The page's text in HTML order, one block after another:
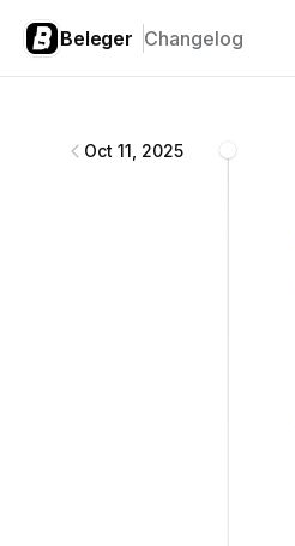
Beleger Changelog
Oct 11, 2025